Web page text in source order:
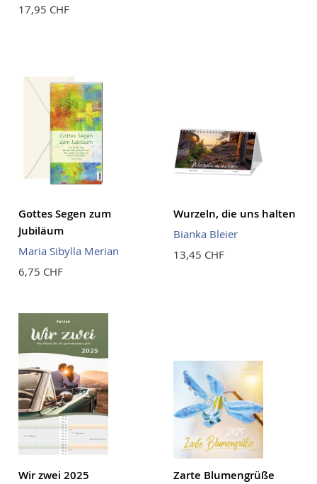
17,95 CHF
Gottes Segen zum
Jubiläum
Maria Sibylla Merian
6,75 CHF
Wurzeln, die uns halten
Bianka Bleier
13,45 CHF
Wir zwei 2025
Zarte Blumengrüße